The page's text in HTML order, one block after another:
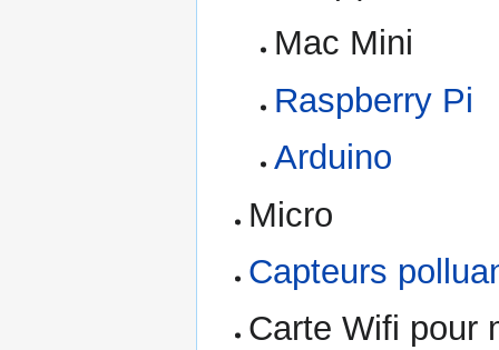
Mac Mini
Raspberry Pi
Arduino
Micro
Capteurs
Carte Wifi pour